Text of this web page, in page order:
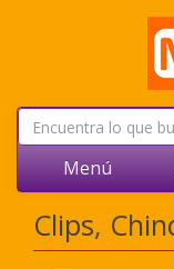
Menú
Clips,